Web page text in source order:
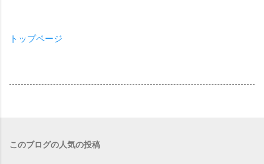
トップページ
このブログの人気の投稿